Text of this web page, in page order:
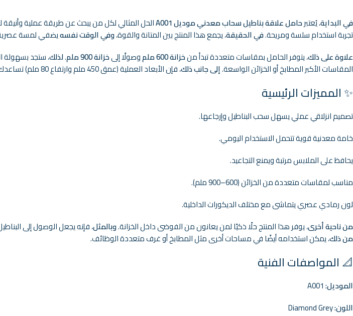
في البداية، يُعتبرحامل علاقة بناطيل سحاب معدني موديل A001 الحل المثالي لكل من يبحث عن طريقة عملية وأنيقة
تجربة استخدام سلسة ومريحة.في الحقيقة، يجمع هذا المنتج بين المتانة والقوة،وفي الوقت نفسهيضفي لمسة عصرية
علاوة على ذلك، يتوفر الحامل بمقاسات متعددة تبدأ منخزانة 600 ملم وصولًا إلىخزانة 900 ملم .لذلك، ستجد بسهولة
المقاسات الأكبر المطابخ أو الخزائن الواسعة.إلى جانب ذلك، فإن الأبعاد العملية (عمق 450 ملم وارتفاع 80 ملم) تساعدك على استغلال المساحة بكفاءة عالية.
✨ المميزات الرئيسية
تصميم انزلاقي عملي يسهل سحب البناطيل وإرجاعها.
خامة معدنية قوية تتحمل الاستخدام اليومي.
يحافظ على الملابس مرتبة ويمنع التجاعيد.
مناسب لمقاسات متعددة من الخزائن (600–900 ملم).
لون رمادي عصري يتماشى مع مختلف الديكورات الداخلية.
من ناحية أخرى، يوفر هذا المنتج حلًا ذكيًا لمن يعانون من الفوضى داخل الخزانة.وبالمثل، فإنه يجعل الوصول إلى
من ذلك، يمكن استخدامه أيضًا في مساحات أخرى مثل المطابخ أو غرف متعددة الوظائف.
📐 المواصفات الفنية
الموديل:
اللون: